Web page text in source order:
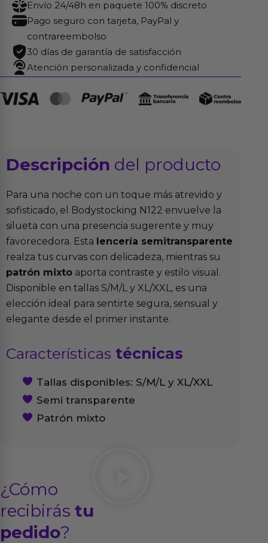
Envío 24/48h en paquete 100% discreto
Pago seguro con tarjeta, PayPal y
contrareembolso
30 días de garantía de satisfacción
Atención personalizada y confidencial
Descripción del producto
Para una noche con un toque más atrevido y
sofisticado, el Bodystocking N122 envuelve la
silueta con una presencia sugerente y muy
favorecedora. Esta lencería semitransparente
realza tus curvas con delicadeza, mientras su
patrón mixto aporta contraste y estilo visual.
Disponible en tallas S/M/L y XL/XXL, es una
elección ideal para sentirte segura, sensual y
elegante desde el primer instante.
Características técnicas
Tallas disponibles: S/M/L y XL/XXL
Semi transparente
Patrón mixto
¿Cómo
recibirás tu
pedido?